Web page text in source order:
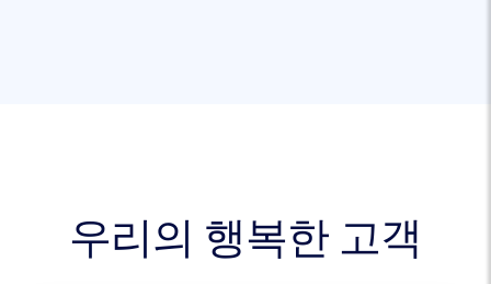
우리의 행복한 고객